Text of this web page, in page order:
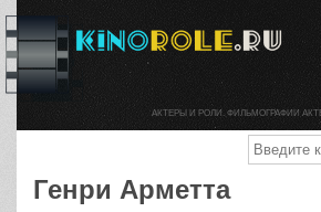
Генри Арметта
АКТЕРЫ И РОЛИ. ФИЛЬМОГРАФИИ